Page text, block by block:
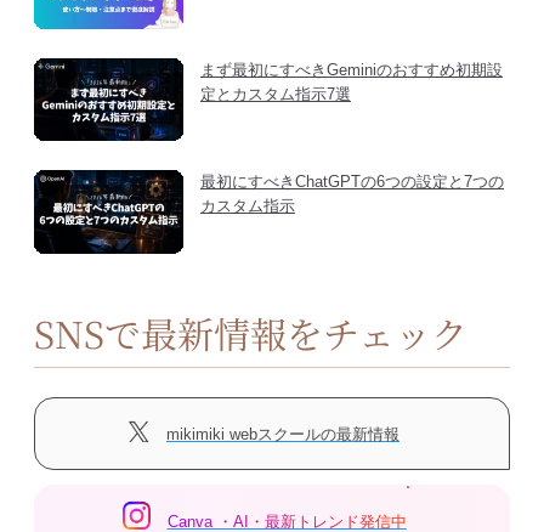
まず最初にすべきGeminiのおすすめ初期設
定とカスタム指示7選
最初にすべきChatGPTの6つの設定と7つの
カスタム指示
SNSで最新情報をチェック
mikimiki webスクールの最新情報
Canva ・AI・最新トレンド発信中